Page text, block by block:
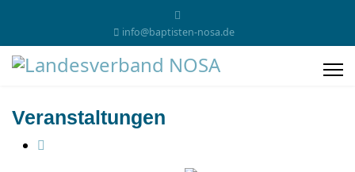
info@baptisten-nosa.de
Veranstaltungen